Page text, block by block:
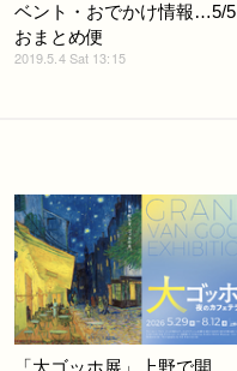
ベント・おでかけ情報…5/5
おまとめ便
2019.5.4 Sat 13:15
「大ゴッホ展」上野で開